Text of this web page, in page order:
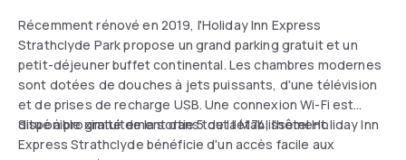
Récemment rénové en 2019, l'Holiday Inn Express
Strathclyde Park propose un grand parking gratuit et un
petit-déjeuner buffet continental. Les chambres modernes
sont dotées de douches à jets puissants, d'une télévision
et de prises de recharge USB. Une connexion Wi-Fi est
disponible gratuitement dans tout l'établissement.
Situé à proximité de la sortie 5 de la M74, l'hôtel Holiday Inn
Express Strathclyde bénéficie d'un accès facile aux